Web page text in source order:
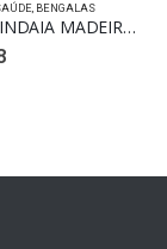
BENGALAS
BENGALA INDAIA MADEIRA CABO PRATA P85